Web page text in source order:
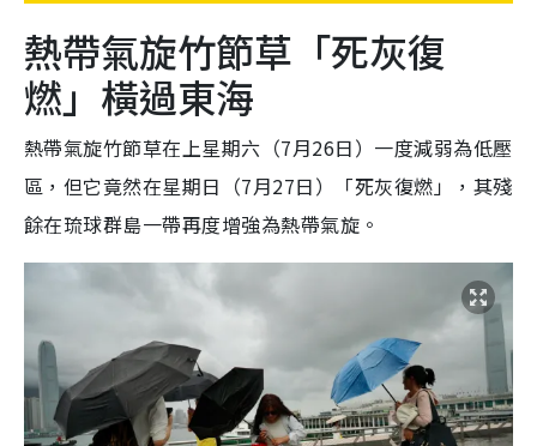
熱帶氣旋竹節草「死灰復
燃」橫過東海
熱帶氣旋竹節草在上星期六（7月26日）一度減弱為低壓
區，但它竟然在星期日（7月27日）「死灰復燃」，其殘
餘在琉球群島一帶再度增強為熱帶氣旋。